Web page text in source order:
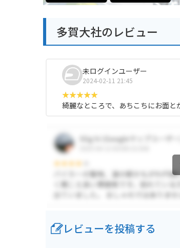
多賀大社のレビュー
未ログインユーザー
2024-02-11 21:45
綺麗なところで、あちこちにお面と
レビューを投稿する